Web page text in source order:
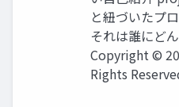
と紐づいたプ
それは誰にど
Copyright ©
Rights